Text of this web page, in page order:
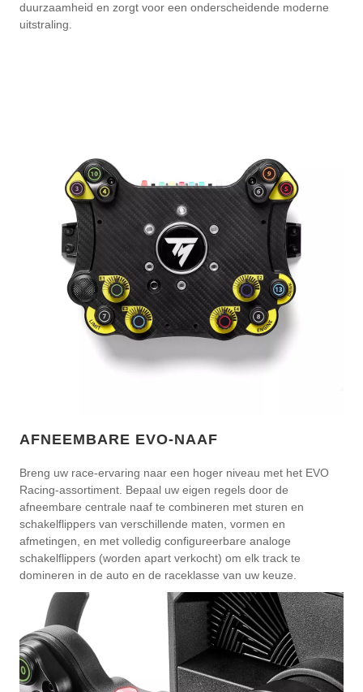
duurzaamheid en zorgt voor een onderscheidende moderne
uitstraling.
AFNEEMBARE EVO-NAAF
Breng uw race-ervaring naar een hoger niveau met het EVO
Racing-assortiment. Bepaal uw eigen regels door de
afneembare centrale naaf te combineren met sturen en
schakelflippers van verschillende maten, vormen en
afmetingen, en met volledig configureerbare analoge
schakelflippers (worden apart verkocht) om elk track te
domineren in de auto en de raceklasse van uw keuze.